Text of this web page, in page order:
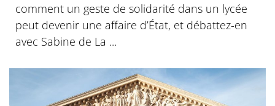
comment un geste de solidarité dans un lycée
peut devenir une affaire d’État, et débattez-en
avec Sabine de La ...